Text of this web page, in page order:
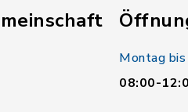
Montag
08:00-